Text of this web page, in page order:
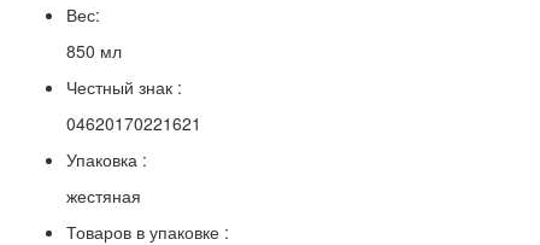
Вес:
850 мл
Честный знак :
04620170221621
Упаковка :
жестяная
Товаров в упаковке :